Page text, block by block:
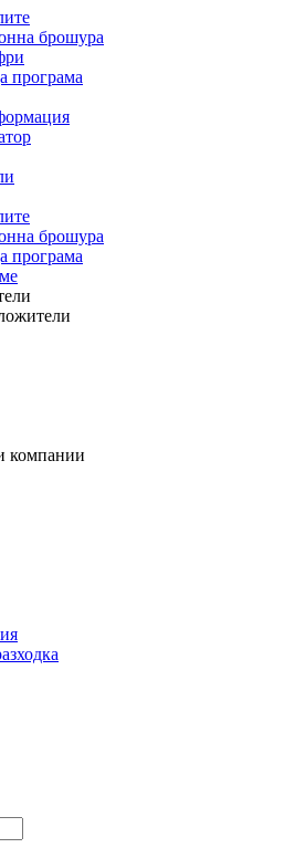
брошура
програма
брошура
програма
компании